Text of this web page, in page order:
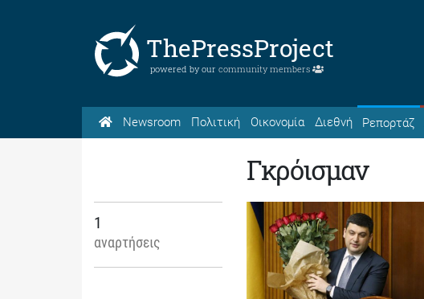
ThePressProject
powered by our community members
Newsroom Πολιτική Οικονομία Διεθνή Ρεπορτάζ
Γκρόισμαν
1
αναρτήσεις